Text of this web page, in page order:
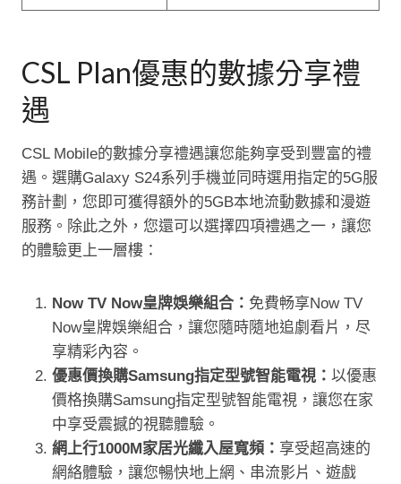
CSL Plan優惠的數據分享禮
遇
CSL Mobile的數據分享禮遇讓您能夠享受到豐富的禮
遇。選購Galaxy S24系列手機並同時選用指定的5G服
務計劃，您即可獲得額外的5GB本地流動數據和漫遊
服務。除此之外，您還可以選擇四項禮遇之一，讓您
的體驗更上一層樓：
Now TV Now皇牌娛樂組合： 免費畅享Now TV
Now皇牌娛樂組合，讓您隨時隨地追劇看片，尽
享精彩內容。
優惠價換購Samsung指定型號智能電視： 以優惠
價格換購Samsung指定型號智能電視，讓您在家
中享受震撼的視聽體驗。
網上行1000M家居光纖入屋寬頻： 享受超高速的
網絡體驗，讓您暢快地上網、串流影片、遊戲